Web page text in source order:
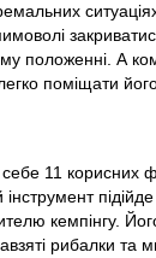
положенні. А
поміщати
11 корисних
кемпінгу.
рибалки та